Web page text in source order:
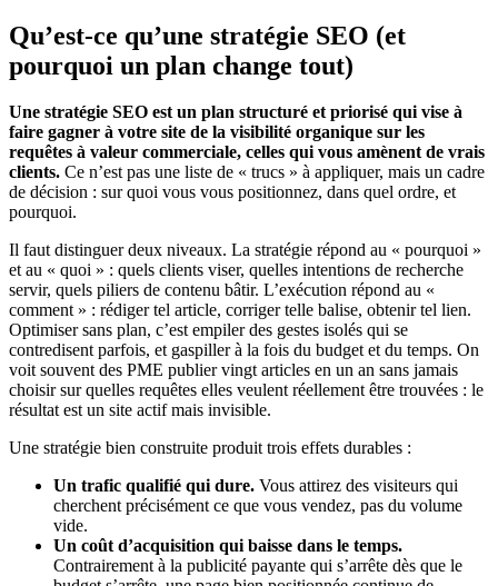
Qu’est-ce qu’une stratégie SEO (et
pourquoi un plan change tout)
Une stratégie SEO est un plan structuré et priorisé qui vise à
faire gagner à votre site de la visibilité organique sur les
requêtes à valeur commerciale, celles qui vous amènent de vrais
clients. Ce n’est pas une liste de « trucs » à appliquer, mais un cadre
de décision : sur quoi vous vous positionnez, dans quel ordre, et
pourquoi.
Il faut distinguer deux niveaux. La stratégie répond au « pourquoi »
et au « quoi » : quels clients viser, quelles intentions de recherche
servir, quels piliers de contenu bâtir. L’exécution répond au «
comment » : rédiger tel article, corriger telle balise, obtenir tel lien.
Optimiser sans plan, c’est empiler des gestes isolés qui se
contredisent parfois, et gaspiller à la fois du budget et du temps. On
voit souvent des PME publier vingt articles en un an sans jamais
choisir sur quelles requêtes elles veulent réellement être trouvées : le
résultat est un site actif mais invisible.
Une stratégie bien construite produit trois effets durables :
Un trafic qualifié qui dure. Vous attirez des visiteurs qui
cherchent précisément ce que vous vendez, pas du volume
vide.
Un coût d’acquisition qui baisse dans le temps.
Contrairement à la publicité payante qui s’arrête dès que le